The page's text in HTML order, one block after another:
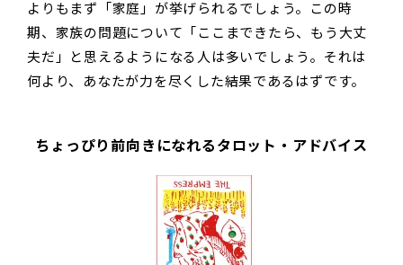
よりもまず「家庭」が挙げられるでしょう。この時
期、家族の問題について「ここまできたら、もう大丈
夫だ」と思えるようになる人は多いでしょう。それは
何より、あなたが力を尽くした結果であるはずです。
ちょっぴり前向きになれるタロット・アドバイス